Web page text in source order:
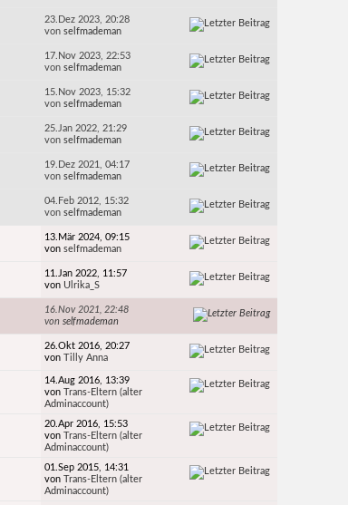
23.Dez 2023, 20:28
vonselfmademan
17.Nov 2023, 22:53
vonselfmademan
15.Nov 2023, 15:32
vonselfmademan
25.Jan 2022, 21:29
vonselfmademan
19.Dez 2021, 04:17
vonselfmademan
04.Feb 2012, 15:32
vonselfmademan
13.Mär 2024, 09:15
vonselfmademan
11.Jan 2022, 11:57
von Ulrika_S
16.Nov 2021, 22:48
vonselfmademan
26.Okt 2016, 20:27
vonTilly Anna
14.Aug 2016, 13:39
vonTrans-Eltern (alter
Adminaccount)
20.Apr 2016, 15:53
vonTrans-Eltern (alter
Adminaccount)
01.Sep 2015, 14:31
vonTrans-Eltern (alter
Adminaccount)